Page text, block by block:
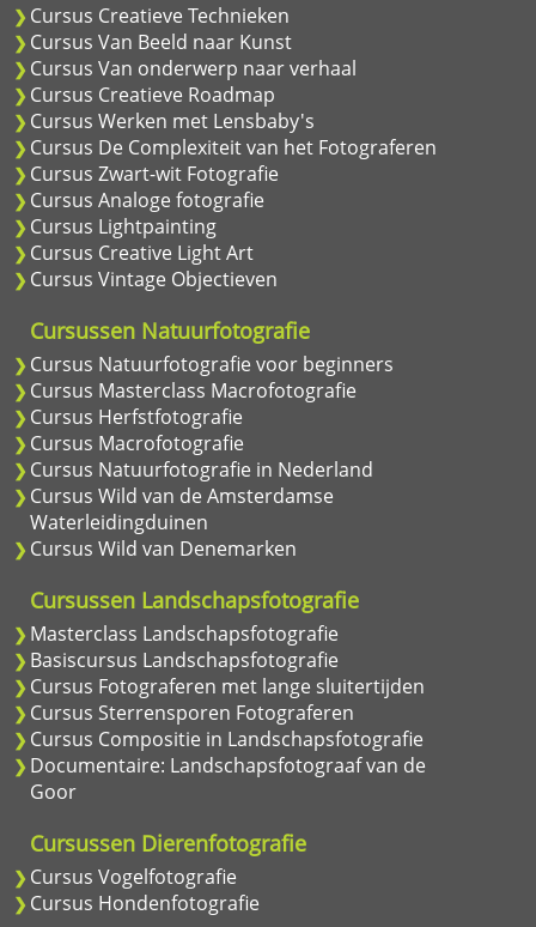
Cursus Creatieve Technieken
Cursus Van Beeld naar Kunst
Cursus Van onderwerp naar verhaal
Cursus Creatieve Roadmap
Cursus Werken met Lensbaby's
Cursus De Complexiteit van het Fotograferen
Cursus Zwart-wit Fotografie
Cursus Analoge fotografie
Cursus Lightpainting
Cursus Creative Light Art
Cursus Vintage Objectieven
Cursussen Natuurfotografie
Cursus Natuurfotografie voor beginners
Cursus Masterclass Macrofotografie
Cursus Herfstfotografie
Cursus Macrofotografie
Cursus Natuurfotografie in Nederland
Cursus Wild van de Amsterdamse
Waterleidingduinen
Cursus Wild van Denemarken
Cursussen Landschapsfotografie
Masterclass Landschapsfotografie
Basiscursus Landschapsfotografie
Cursus Fotograferen met lange sluitertijden
Cursus Sterrensporen Fotograferen
Cursus Compositie in Landschapsfotografie
Documentaire: Landschapsfotograaf van de
Goor
Cursussen Dierenfotografie
Cursus Vogelfotografie
Cursus Hondenfotografie